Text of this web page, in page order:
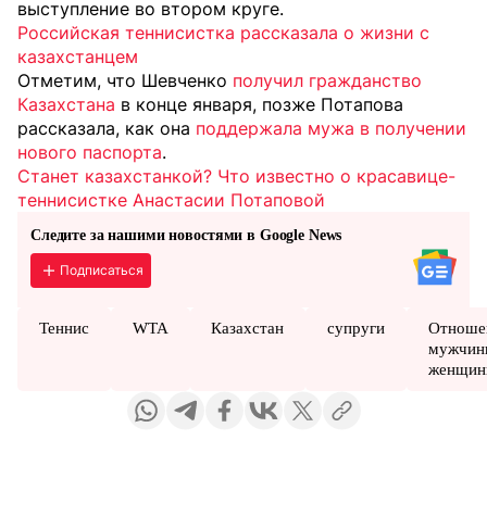
выступление во втором круге.
Российская теннисистка рассказала о жизни с
казахстанцем
Отметим, что Шевченко получил гражданство
Казахстана в конце января, позже Потапова
рассказала, как она поддержала мужа в получении
нового паспорта.
Станет казахстанкой? Что известно о красавице-
теннисистке Анастасии Потаповой
Следите за нашими новостями в Google News
Подписаться
Теннис WTA Казахстан супруги